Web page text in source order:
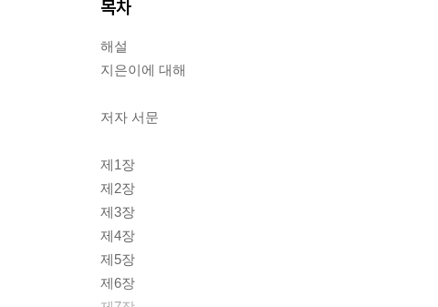
목차
해설
지은이에 대해
저자 서문
제1장
제2장
제3장
제4장
제5장
제6장